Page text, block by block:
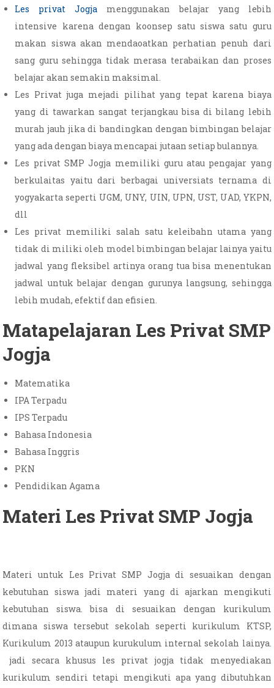
Les privat Jogja menggunakan belajar yang lebih
intensive karena dengan koonsep satu siswa satu guru
makan siswa akan mendaoatkan perhatian penuh dari
sang guru sehingga tidak merasa terabaikan dan proses
belajar akan semakin maksimal.
Les Privat juga mejadi pilihat yang tepat karena biaya
yang di tawarkan sangat terjangkau bisa di bilang lebih
murah jauh jika di bandingkan dengan bimbingan belajar
yang ada dengan biaya mencapai jutaan setiap bulannya.
Les privat SMP Jogja memiliki guru atau pengajar yang
berkulaitas yaitu dari berbagai universiats ternama di
yogyakarta seperti UGM, UNY, UIN, UPN, UST, UAD, YKPN,
dll
Les privat memiliki salah satu keleibahn utama yang
tidak di miliki oleh model bimbingan belajar lainya yaitu
jadwal yang fleksibel artinya orang tua bisa menentukan
jadwal untuk belajar dengan gurunya langsung, sehingga
lebih mudah, efektif dan efisien.
Matapelajaran Les Privat SMP
Jogja
Matematika
IPA Terpadu
IPS Terpadu
Bahasa Indonesia
Bahasa Inggris
PKN
Pendidikan Agama
Materi Les Privat SMP Jogja
Materi untuk Les Privat SMP Jogja di sesuaikan dengan
kebutuhan siswa jadi materi yang di ajarkan mengikuti
kebutuhan siswa. bisa di sesuaikan dengan kurikulum
dimana siswa tersebut sekolah seperti kurikulum KTSP,
Kurikulum 2013 ataupun kurukulum internal sekolah lainya.
jadi secara khusus les privat jogja tidak menyediakan
kurikulum sendiri tetapi mengikuti apa yang dibutuhkan